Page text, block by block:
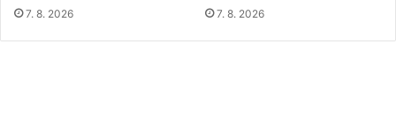
7. 8. 2026 7. 8. 2026